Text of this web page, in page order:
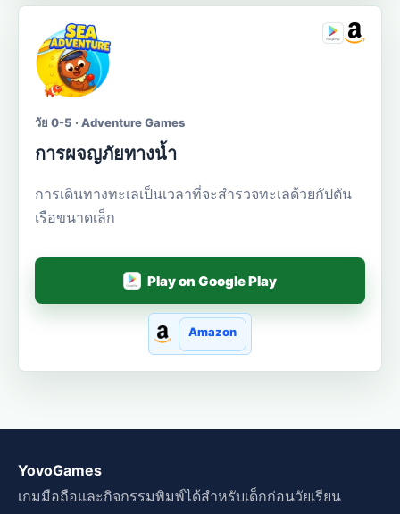
วัย 0-5 · Adventure Games
การผจญภัยทางน้ำ
การเดินทางทะเลเป็นเวลาที่จะสำรวจทะเลด้วยกัปตัน
เรือขนาดเล็ก
Play on Google Play
Amazon
YovoGames
เกมมือถือและกิจกรรมพิมพ์ได้สำหรับเด็กก่อนวัยเรียน